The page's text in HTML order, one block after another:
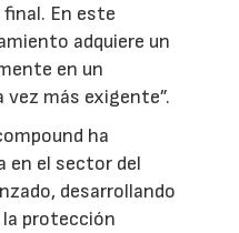
En este
adquiere un
en un
más exigente”.
ha
en el sector del
desarrollando
protección